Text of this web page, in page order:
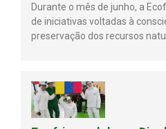
Durante o mês de junho, a
de iniciativas voltadas à
preservação dos recursos